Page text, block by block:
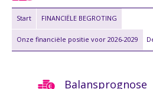
Start FINANCIËLE BEGROTING
Onze financiële positie voor 2026-2029
Balansprognose